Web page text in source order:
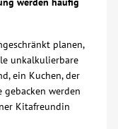
planen,
unkalkulierbare
ein Kuchen, der
gebacken werden
Kitafreundin